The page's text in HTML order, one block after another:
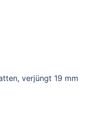
verjüngt 19 mm